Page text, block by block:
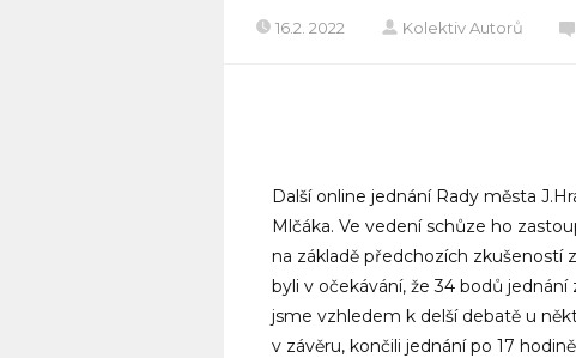
16.2. 2022 Kolektiv Autorů
Další online jednání Rady města
Mlčáka. Ve vedení schůze ho
na základě předchozích zkušeností
byli v očekávání, že 34 bodů
jsme vzhledem k delší debatě u
v závěru, končili jednání po 17